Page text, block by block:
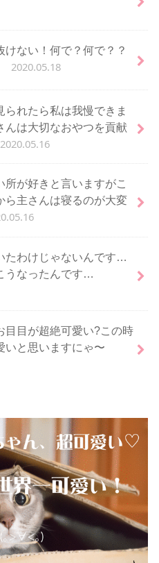
けない！何で？何で？？
2020.05.18
られたら私は我慢できま
んは大切なおやつを貢献
2020.05.16
所が好きと言いますがこ
主さんは寝るのが大変
たわけじゃないんです…
うなったんです…
目目が超絶可愛い?この時
いと思いますにゃ〜